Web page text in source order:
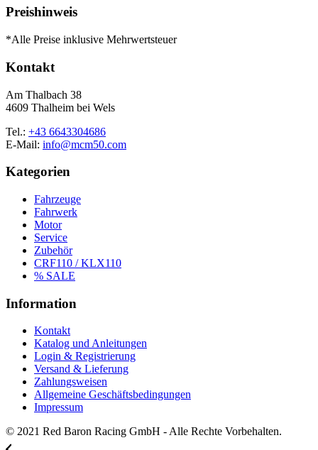
der
Preishinweis
*Alle Preise inklusive Mehrwertsteuer
Kontakt
Am Thalbach 38
4609 Thalheim bei Wels
Tel.: +43 6643304686
E-Mail: info@mcm50.com
Kategorien
Fahrzeuge
Fahrwerk
Motor
Service
Zubehör
CRF110 / KLX110
% SALE
Information
Kontakt
Katalog und Anleitungen
Login & Registrierung
Versand & Lieferung
Zahlungsweisen
Allgemeine Geschäftsbedingungen
Impressum
© 2021 Red Baron Racing GmbH - Alle Rechte Vorbehalten.